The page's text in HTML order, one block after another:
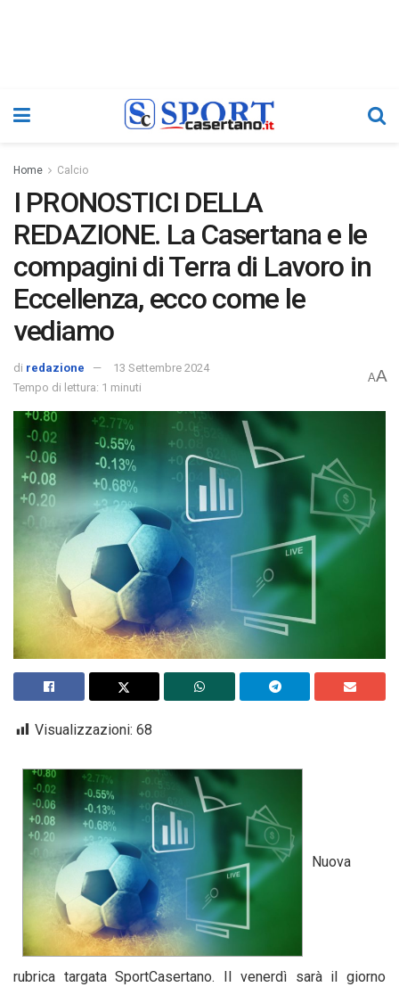
Home Calcio
I PRONOSTICI DELLA
REDAZIONE. La Casertana e le
compagini di Terra di Lavoro in
Eccellenza, ecco come le
vediamo
di redazione
13 Settembre 2024
Tempo di lettura: 1 minuti
AA
Visualizzazioni: 68
Nuova
rubrica targata SportCasertano. Il venerdì sarà il giorno